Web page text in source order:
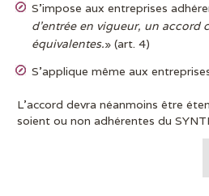
S’impose aux entreprises
d’entrée en vigueur, un
équivalentes.» (art. 4)
S’applique même aux
L’accord devra néanmoins être
soient ou non adhérentes du